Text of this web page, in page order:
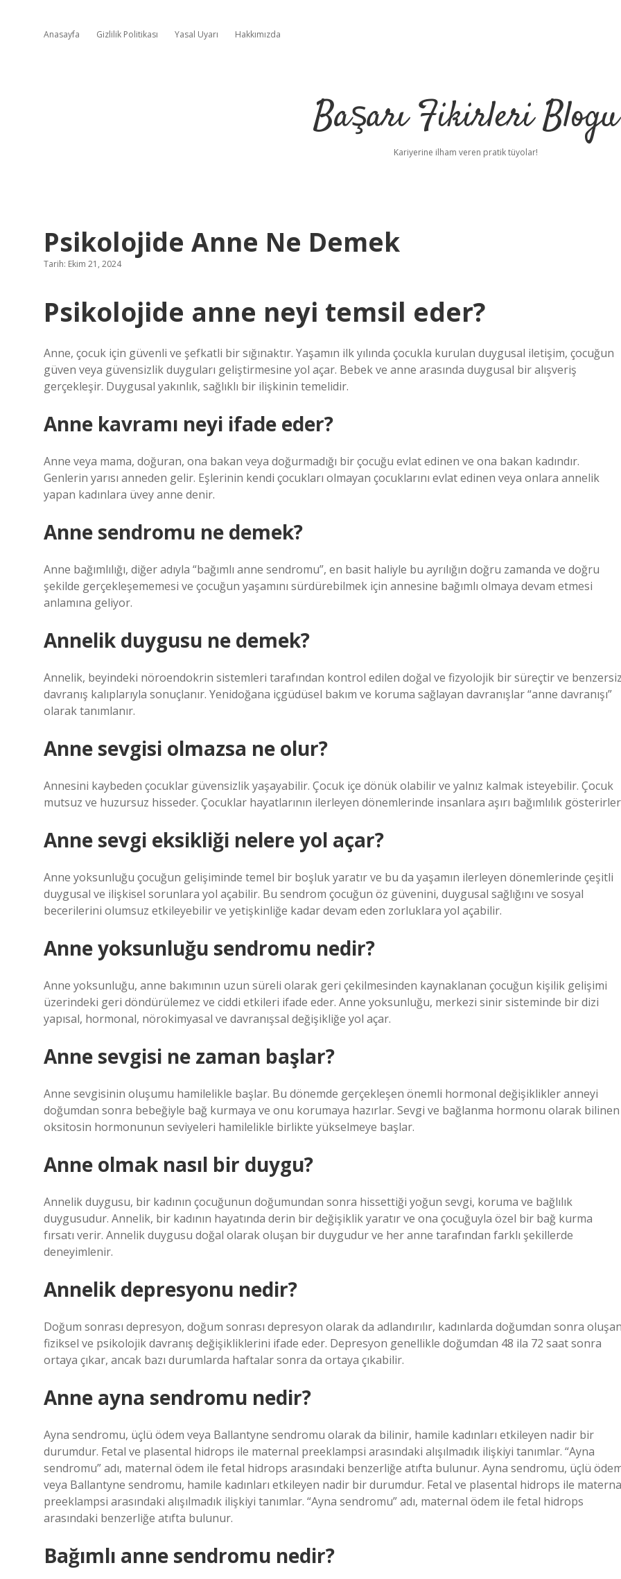
Anasayfa Gizlilik Politikası Yasal Uyarı Hakkımızda
Başarı Fikirleri Blogu
Kariyerine ilham veren pratik tüyolar!
Psikolojide Anne Ne Demek
Tarih: Ekim 21, 2024
Psikolojide anne neyi temsil eder?
Anne, çocuk için güvenli ve şefkatli bir sığınaktır. Yaşamın ilk yılında çocukla kurulan duygusal iletişim, çocuğun
güven veya güvensizlik duyguları geliştirmesine yol açar. Bebek ve anne arasında duygusal bir alışveriş
gerçekleşir. Duygusal yakınlık, sağlıklı bir ilişkinin temelidir.
Anne kavramı neyi ifade eder?
Anne veya mama, doğuran, ona bakan veya doğurmadığı bir çocuğu evlat edinen ve ona bakan kadındır.
Genlerin yarısı anneden gelir. Eşlerinin kendi çocukları olmayan çocuklarını evlat edinen veya onlara annelik
yapan kadınlara üvey anne denir.
Anne sendromu ne demek?
Anne bağımlılığı, diğer adıyla “bağımlı anne sendromu”, en basit haliyle bu ayrılığın doğru zamanda ve doğru
şekilde gerçekleşememesi ve çocuğun yaşamını sürdürebilmek için annesine bağımlı olmaya devam etmesi
anlamına geliyor.
Annelik duygusu ne demek?
Annelik, beyindeki nöroendokrin sistemleri tarafından kontrol edilen doğal ve fizyolojik bir süreçtir ve benzersiz
davranış kalıplarıyla sonuçlanır. Yenidoğana içgüdüsel bakım ve koruma sağlayan davranışlar “anne davranışı”
olarak tanımlanır.
Anne sevgisi olmazsa ne olur?
Annesini kaybeden çocuklar güvensizlik yaşayabilir. Çocuk içe dönük olabilir ve yalnız kalmak isteyebilir. Çocuk
mutsuz ve huzursuz hisseder. Çocuklar hayatlarının ilerleyen dönemlerinde insanlara aşırı bağımlılık
Anne sevgi eksikliği nelere yol açar?
Anne yoksunluğu çocuğun gelişiminde temel bir boşluk yaratır ve bu da yaşamın ilerleyen dönemlerinde çeşitli
duygusal ve ilişkisel sorunlara yol açabilir. Bu sendrom çocuğun öz güvenini, duygusal sağlığını ve sosyal
becerilerini olumsuz etkileyebilir ve yetişkinliğe kadar devam eden zorluklara yol açabilir.
Anne yoksunluğu sendromu nedir?
Anne yoksunluğu, anne bakımının uzun süreli olarak geri çekilmesinden kaynaklanan çocuğun kişilik gelişimi
üzerindeki geri döndürülemez ve ciddi etkileri ifade eder. Anne yoksunluğu, merkezi sinir sisteminde bir dizi
yapısal, hormonal, nörokimyasal ve davranışsal değişikliğe yol açar.
Anne sevgisi ne zaman başlar?
Anne sevgisinin oluşumu hamilelikle başlar. Bu dönemde gerçekleşen önemli hormonal değişiklikler anneyi
doğumdan sonra bebeğiyle bağ kurmaya ve onu korumaya hazırlar. Sevgi ve bağlanma hormonu olarak bilinen
oksitosin hormonunun seviyeleri hamilelikle birlikte yükselmeye başlar.
Anne olmak nasıl bir duygu?
Annelik duygusu, bir kadının çocuğunun doğumundan sonra hissettiği yoğun sevgi, koruma ve bağlılık
duygusudur. Annelik, bir kadının hayatında derin bir değişiklik yaratır ve ona çocuğuyla özel bir bağ kurma
fırsatı verir. Annelik duygusu doğal olarak oluşan bir duygudur ve her anne tarafından farklı şekillerde
deneyimlenir.
Annelik depresyonu nedir?
Doğum sonrası depresyon, doğum sonrası depresyon olarak da adlandırılır, kadınlarda doğumdan sonra oluşan
fiziksel ve psikolojik davranış değişikliklerini ifade eder. Depresyon genellikle doğumdan 48 ila 72 saat sonra
ortaya çıkar, ancak bazı durumlarda haftalar sonra da ortaya çıkabilir.
Anne ayna sendromu nedir?
Ayna sendromu, üçlü ödem veya Ballantyne sendromu olarak da bilinir, hamile kadınları etkileyen nadir bir
durumdur. Fetal ve plasental hidrops ile maternal preeklampsi arasındaki alışılmadık ilişkiyi tanımlar. “Ayna
sendromu” adı, maternal ödem ile fetal hidrops arasındaki benzerliğe atıfta bulunur. Ayna sendromu, üçlü
veya Ballantyne sendromu, hamile kadınları etkileyen nadir bir durumdur. Fetal ve plasental hidrops ile
preeklampsi arasındaki alışılmadık ilişkiyi tanımlar. “Ayna sendromu” adı, maternal ödem ile fetal hidrops
arasındaki benzerliğe atıfta bulunur.
Bağımlı anne sendromu nedir?